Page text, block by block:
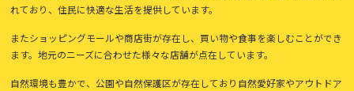
れており、住民に快適な生活を提供しています。
またショッピングモールや商店街が存在し、買い物や食事を楽しむことができ
ます。地元のニーズに合わせた様々な店舗が点在しています。
自然環境も豊かで、公園や自然保護区が存在しており自然愛好家やアウトドア